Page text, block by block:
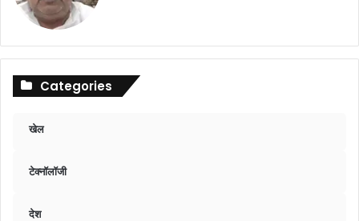
Categories
खेल
टेक्नॉलॉजी
देश